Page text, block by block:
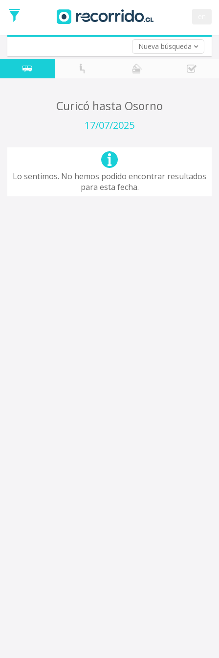
Nueva búsqueda
de
Ida
Vuelta (opcional)
Fecha
de
Curicó hasta Osorno
17/07/2025
Lo sentimos. No hemos podido encontrar resultados
para esta fecha.